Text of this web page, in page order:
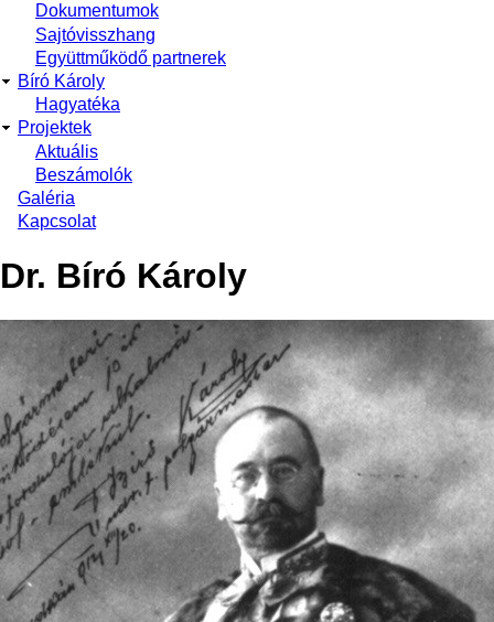
Main
navigation
Dokumentumok
Sajtóvisszhang
Együttműködő partnerek
Bíró Károly
Hagyatéka
Projektek
Aktuális
Beszámolók
Galéria
Kapcsolat
Dr. Bíró Károly